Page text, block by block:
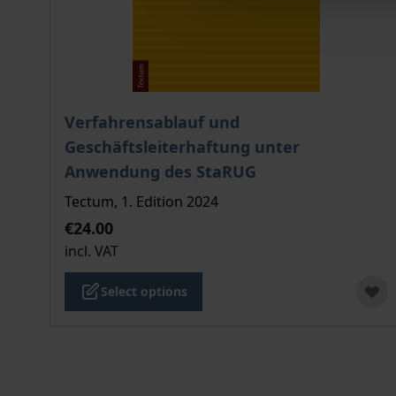
Verfahrensablauf und
Geschäftsleiterhaftung unter
Anwendung des StaRUG
The price depends on the options chosen on the
Tectum, 1. Edition 2024
€24.00
incl. VAT
Select options